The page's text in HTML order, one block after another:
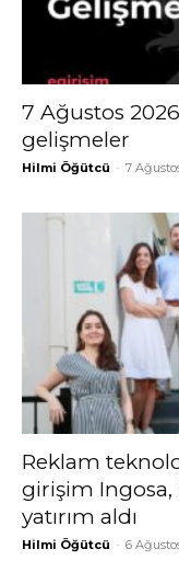
7 Ağustos
gelişmeler
Hilmi Öğütcü - 7
Reklam
girişim Ingosa,
yatırım aldı
Hilmi Öğütcü - 6